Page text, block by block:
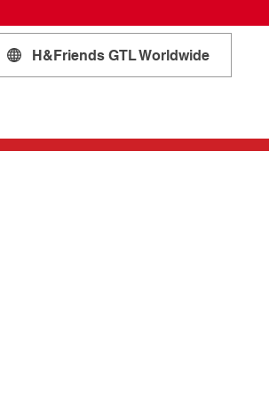
H&Friends GTL Worldwide